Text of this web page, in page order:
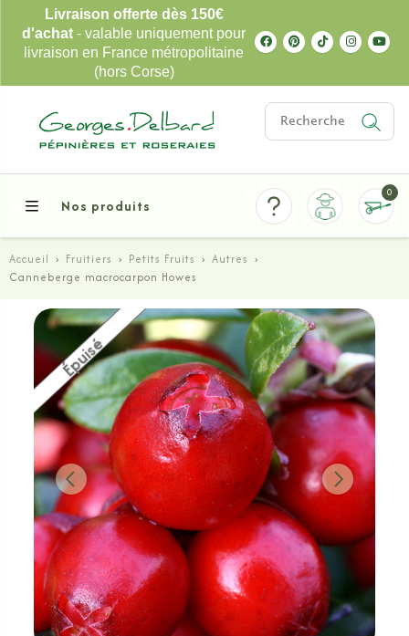
Livraison offerte dès 150€
d'achat - valable uniquement pour
livraison en France métropolitaine
(hors Corse)
Nos produits
0
Accueil › Fruitiers › Petits Fruits › Autres ›
Canneberge macrocarpon Howes
Épuisé